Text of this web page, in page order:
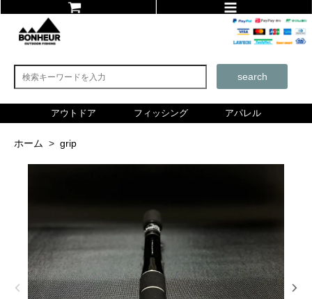
search
アウトドア フィッシング アパレル
ホーム > grip